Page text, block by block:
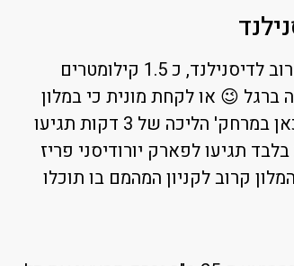
מבחינת מיקום, גם המלון הזה ממוקם ממש קרוב לדיסנילנד, כ 1.5 קילומטרים
😉 או לקחת מונית כי במלון
מחכה לכם שירות שאטלים לדיסנילנד! וגם כאן במרחק' הליכה של 3 דקות תגיעו
תגיעו לפארק יורודיסני פריז
קרוב לקניון המהמם בו תוכלו